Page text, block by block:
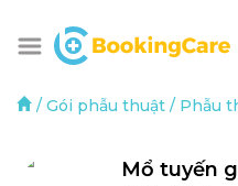
/ Gói phẫu thuật / Phẫu
Mổ tuyến